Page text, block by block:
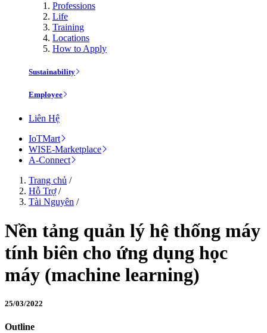
Professions
Life
Training
Locations
How to Apply
Sustainability
Employee
Liên Hệ
IoTMart
WISE-Marketplace
A-Connect
Trang chủ /
Hỗ Trợ/
Tài Nguyên /
Nền tảng quản lý hệ thống máy
tính biên cho ứng dụng học
máy (machine learning)
25/03/2022
Outline